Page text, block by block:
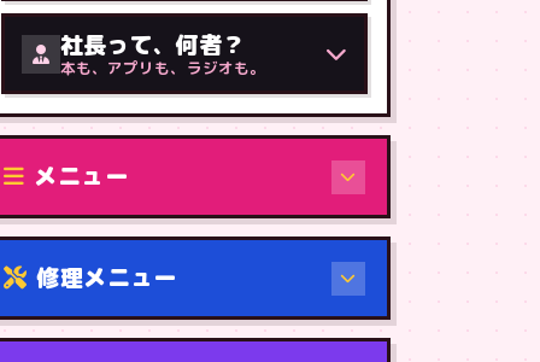
社長って、何者？
本も、アプリも、ラジオも。
メニュー
修理メニュー
機種から